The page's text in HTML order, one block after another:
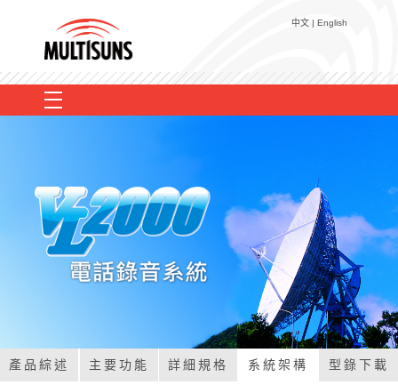
TCR-2000
TCR-3000
VL2000
TA-100R
TD-100
MRD-01
聯 絡 我 們
關 於 華 鼎
中文 | English
產品綜述 主要功能 詳細規格 系統架構 型錄下載